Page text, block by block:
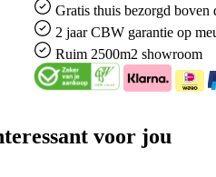
Gratisthuis bezorgd boven
2 jaar CBW garantieop
Ruim 2500m2 showroom
voor jou